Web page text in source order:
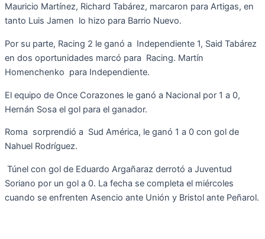
Mauricio Martínez, Richard Tabárez, marcaron para Artigas, en
tanto Luis Jamen lo hizo para Barrio Nuevo.
Por su parte, Racing 2 le ganó a Independiente 1, Said Tabárez
en dos oportunidades marcó para Racing. Martín
Homenchenko para Independiente.
El equipo de Once Corazones le ganó a Nacional por 1 a 0,
Hernán Sosa el gol para el ganador.
Roma sorprendió a Sud América, le ganó 1 a 0 con gol de
Nahuel Rodríguez.
Túnel con gol de Eduardo Argañaraz derrotó a Juventud
Soriano por un gol a 0. La fecha se completa el miércoles
cuando se enfrenten Asencio ante Unión y Bristol ante Peñarol.